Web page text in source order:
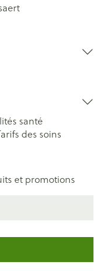
santé
des soins
et promotions